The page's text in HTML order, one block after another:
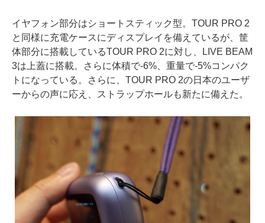
イヤフォン部分はショートスティック型。TOUR PRO 2
と同様に充電ケースにディスプレイを備えているが、筐
体部分に搭載しているTOUR PRO 2に対し、LIVE BEAM
3は上蓋に搭載。さらに体積で-6%、重量で-5%コンパク
トになっている。さらに、TOUR PRO 2の日本のユーザ
ーからの声に応え、ストラップホールも新たに備えた。